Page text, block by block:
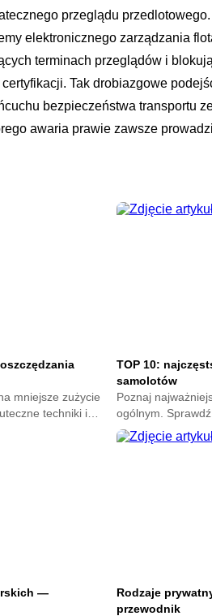
przeglądu
elektronicznego zarządzania
terminach przeglądów i
Tak drobiazgowe
bezpieczeństwa transportu
awaria prawie zawsze
mniejsze zużycie
techniki i
nasz ranking
TOP 10:
samolotów
Poznaj
ogólnym.
technicznych.
lotem.
—
Rodzaje
przewodnik